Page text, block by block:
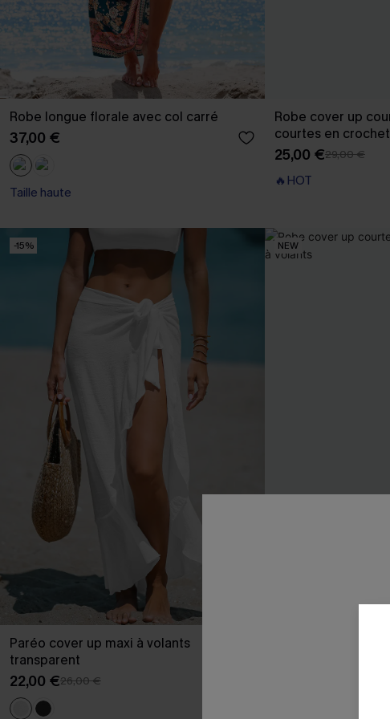
Robe longue florale avec col carré
37,00 €
Taille haute
Robe cover up
courtes en
25,00 €29,00 €
🔥HOT
-15%
Paréo cover up maxi à volants
transparent
22,00 €26,00 €
NEW
Robe cover up